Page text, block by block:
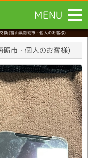
MENU
換(富山県南砺市・個人のお客様)
砺市・個人のお客様)